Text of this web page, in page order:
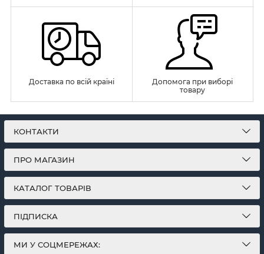
Доставка по всій країні
Допомога при виборі
товару
КОНТАКТИ
ПРО МАГАЗИН
КАТАЛОГ ТОВАРІВ
ПІДПИСКА
МИ У СОЦМЕРЕЖАХ: